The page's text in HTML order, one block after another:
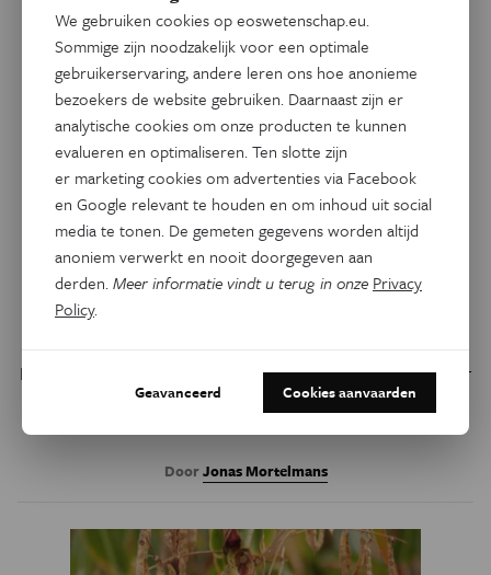
Eos Blogs Natuur & Milieu
Niet elke natuurbrand is
hetzelfde, zeker niet als er
Hitte en droogte verhogen het risico op bosbranden, maar
zijn niet de enige factoren die bepalen hoe kwetsbaar een
bos is.
DoorJonas Mortelmans
We gebruiken cookies op eoswetenschap.eu.
Sommige zijn noodzakelijk voor een optimale
gebruikerservaring, andere leren ons hoe anonieme
bezoekers de website gebruiken. Daarnaast zijn er
analytische cookies om onze producten te kunnen
evalueren en optimaliseren. Ten slotte zijn
er marketing cookies om advertenties via Facebook
en Google relevant te houden en om inhoud uit social
media te tonen. De gemeten gegevens worden altijd
anoniem verwerkt en nooit doorgegeven aan
derden.Meer informatie vindt u terug in onze Privacy
Policy.
Geavanceerd Cookies aanvaarden